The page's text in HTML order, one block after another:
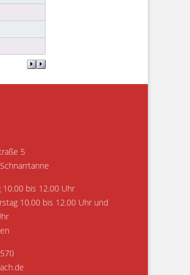
5
10.00 bis 12.00 Uhr
10.00 bis 12.00 Uhr und